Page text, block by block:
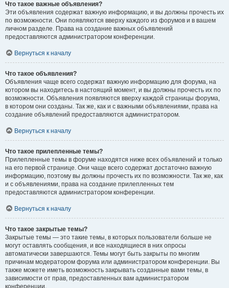
Что такое важные объявления?
Эти объявления содержат важную информацию, и вы должны прочесть их
по возможности. Они появляются вверху каждого из форумов и в вашем
личном разделе. Права на создание важных объявлений
предоставляются администратором конференции.
Вернуться к началу
Что такое объявления?
Объявления чаще всего содержат важную информацию для форума, на
котором вы находитесь в настоящий момент, и вы должны прочесть их по
возможности. Объявления появляются вверху каждой страницы форума,
в котором они созданы. Так же, как и с важными объявлениями, права на
создание объявлений предоставляются администратором.
Вернуться к началу
Что такое прилепленные темы?
Прилепленные темы в форуме находятся ниже всех объявлений и только
на его первой странице. Они чаще всего содержат достаточно важную
информацию, поэтому вы должны прочесть их по возможности. Так же, как
и с объявлениями, права на создание прилепленных тем
предоставляются администратором конференции.
Вернуться к началу
Что такое закрытые темы?
Закрытые темы — это такие темы, в которых пользователи больше не
могут оставлять сообщения, и все находящиеся в них опросы
автоматически завершаются. Темы могут быть закрыты по многим
причинам модератором форума или администратором конференции. Вы
также можете иметь возможность закрывать созданные вами темы, в
зависимости от прав, предоставленных вам администратором
конференции.